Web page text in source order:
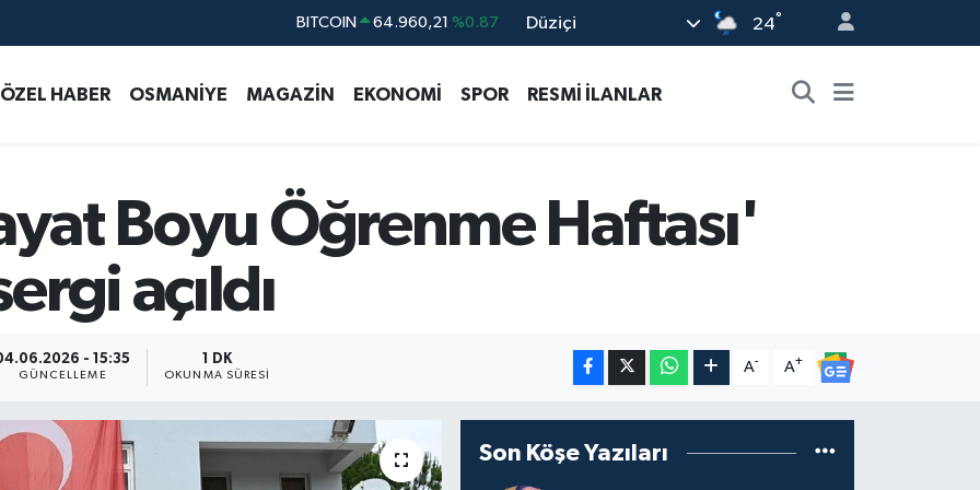
DOLAR 47,7436 %0.18
STERLİN 64,4811 %0.38
Düziçi 24°
ÖZEL HABER OSMANİYE MAGAZİN EKONOMİ SPOR RESMİ İLANLAR
Boyu Öğrenme Haftası'
açıldı
- 15:35
GÜNCELLEME
1 DK
OKUNMA SÜRESI
A- A+
Son Köşe Yazıları